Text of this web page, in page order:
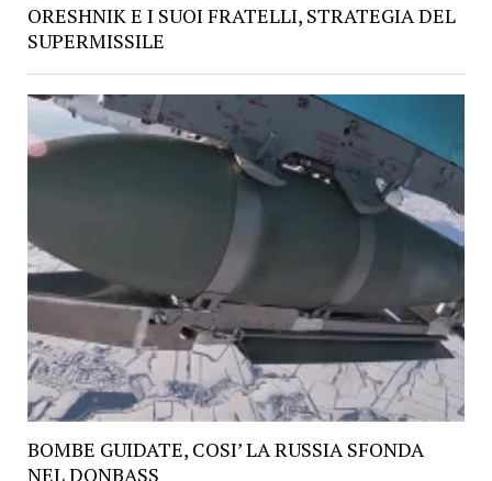
ORESHNIK E I SUOI FRATELLI, STRATEGIA DEL
SUPERMISSILE
BOMBE GUIDATE, COSI’ LA RUSSIA SFONDA
NEL DONBASS